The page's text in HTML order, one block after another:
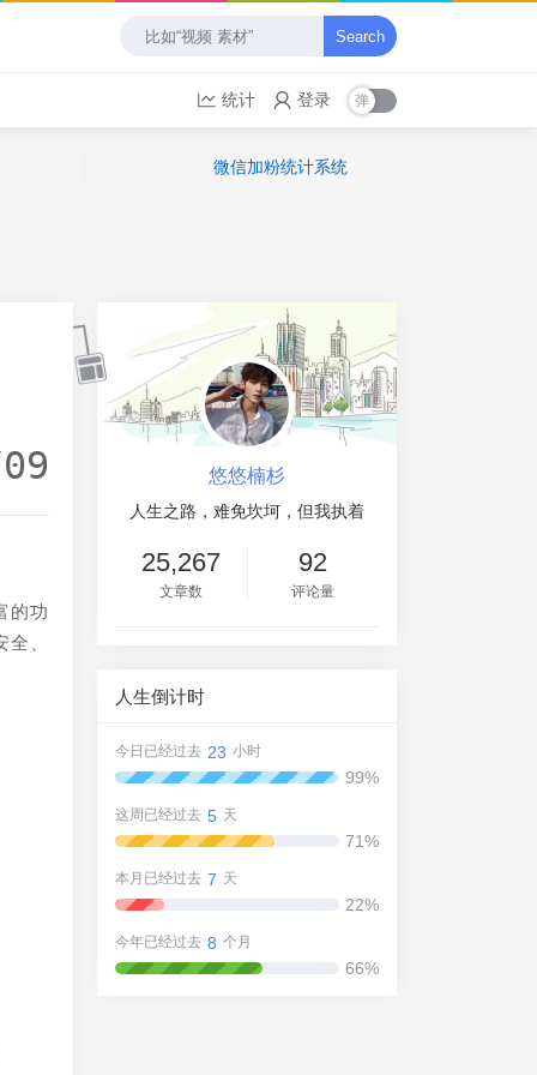
Search
统计 登录
微信加粉统计系统
的功
、
悠悠楠杉
人生之路，难免坎坷，但我执着
25,267
文章数
92
评论量
人生倒计时
今日已经过去 23 小时
99%
这周已经过去 5 天
71%
本月已经过去 7 天
22%
今年已经过去 8 个月
66%